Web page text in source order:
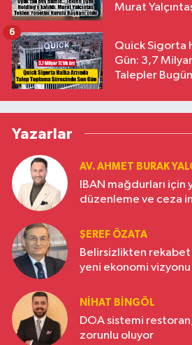
Murat
Quick Sigorta
Gün: 3,7
Talepler
6
Yazarlar
AV. AHMET BURAK
IBAN mağdurları için
düzenleme ve ceza
ŞEREF ÖZATA
Belirsizlikten
yeni ekonomi vizyonu
NIHAT BINGÖL
DOA sistemi
zorunlu oluyor